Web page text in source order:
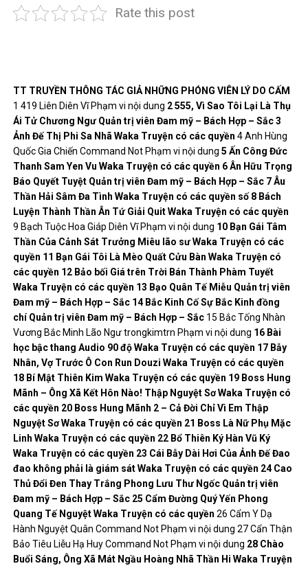
Rate this post
TT TRUYỀN THÔNG TÁC GIẢ NHỮNG PHÓNG VIÊN LÝ DO CẤM
1 419 Liên Diên Vĩ Phạm vi nội dung 2 555, Vì Sao Tôi Lại Là Thụ
Ái Tử Chương Ngư Quản trị viên Đam mỹ – Bách Hợp – Sắc 3
Ảnh Đế Thị Phi Sa Nhã Waka Truyện có các quyền 4 Anh Hùng
Quốc Gia Chiến Command Not Phạm vi nội dung5 Ấn Công Đức
Thanh Sam Yen Vu Waka Truyện có các quyền 6 Ân Hữu Trọng
Báo Quyết Tuyệt Quản trị viên Đam mỹ – Bách Hợp – Sắc 7 Âu
Thần Hải Sâm Đa Tình Waka Truyện có các quyền số 8 Bách
Luyện Thành Thần Ân Tứ Giải Quit Waka Truyện có các quyền
9 Bạch Tuộc Hoa Giáp Diên Vĩ Phạm vi nội dung 10 Bạn Gái Tâm
Thần Của Cảnh Sát Trưởng Miêu lão sư Waka Truyện có các
quyền 11 Bạn Gái Tôi Là Mèo Quất Cửu Bàn Waka Truyện có
các quyền 12 Bảo bối Giá trên Trời Bán Thành Phàm Tuyết
Waka Truyện có các quyền 13 Bạo Quân Tế Miễu Quản trị viên
Đam mỹ – Bách Hợp – Sắc 14 Bắc Kinh Cố Sự Bắc Kinh đồng
chí Quản trị viên Đam mỹ – Bách Hợp – Sắc 15 Bắc Tống Nhàn
Vương Bắc Minh Lão Ngư trongkimtrn Phạm vi nội dung 16 Bài
học bậc thang Audio 90 độ Waka Truyện có các quyền 17 Bẫy
Nhân, Vợ Trước Ô Con Run Douzi Waka Truyện có các quyền
18 Bí Mật Thiên Kim Waka Truyện có các quyền 19 Boss Hung
Mãnh – Ông Xã Kết Hôn Nào! Thập Nguyệt SơWaka Truyện có
các quyền 20 Boss Hung Mãnh 2 – Cả Đời Chỉ Vì Em Thập
Nguyệt SơWaka Truyện có các quyền 21 Boss Là Nữ Phụ Mặc
Linh Waka Truyện có các quyền 22 Bổ Thiên Ký Hàn Vũ Ký
Waka Truyện có các quyền 23 Cái Bẫy Dài Hơi Của Ảnh Đế Đao
đao không phải là giám sát Waka Truyện có các quyền 24 Cao
Thủ Đổi Đen Thay Trắng Phong Lưu Thư Ngốc Quản trị viên
Đam mỹ – Bách Hợp – Sắc 25 Cẩm Đường Quý Yến Phong
Quang Tế Nguyệt Waka Truyện có các quyền 26 Cẩm Y Dạ
Hành Nguyệt Quân Command Not Phạm vi nội dung 27 Cẩn Thận
Bảo Tiêu Liễu Hạ Huy Command Not Phạm vi nội dung 28 Chào
Buổi Sáng, Ông Xã Mát Ngầu Hoàng Nhã Thần Hi Waka Truyện